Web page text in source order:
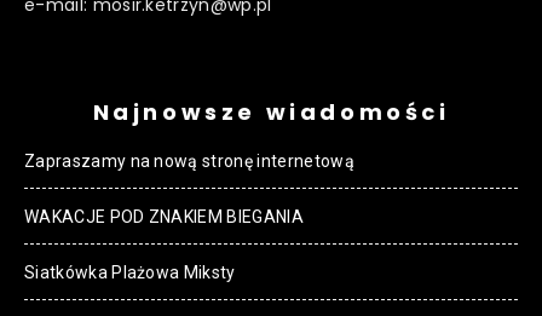
Najnowsze wiadomości
Zapraszamy na nową stronę internetową
WAKACJE POD ZNAKIEM BIEGANIA
Siatkówka Plażowa Miksty